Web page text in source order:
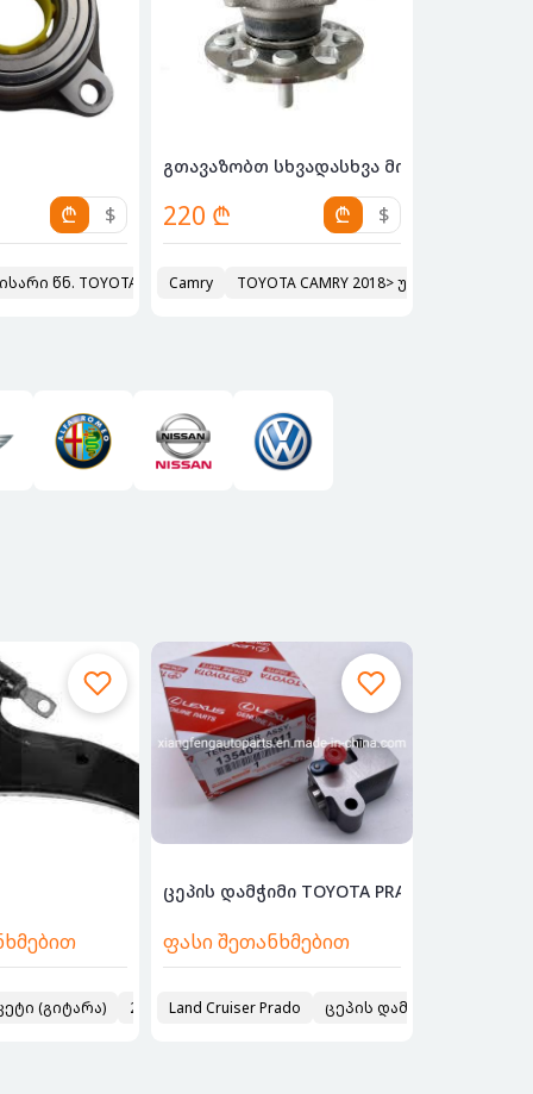
(სტუპ...
₾ $
წნ. TOYOTA GX470 2023
გთავაზობთ სხვადასხვა მოდელებზე
220 ₾ ₾ $
Camry TOYOTA CAMRY 2018> უკანა მორგვი
(გიტარა) 2021
ფასი შეთანხმებით
Land Cruiser Prado ცეპის დამჭიმი TOYOTA